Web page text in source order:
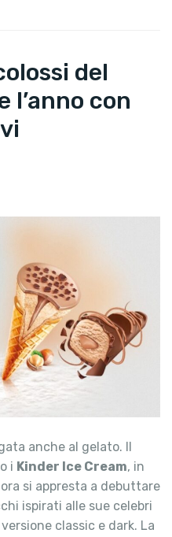
del
l’anno con
anche al gelato. Il
i Kinder Ice Cream, in
ora si appresta a debuttare
ispirati alle sue celebri
classic e dark. La